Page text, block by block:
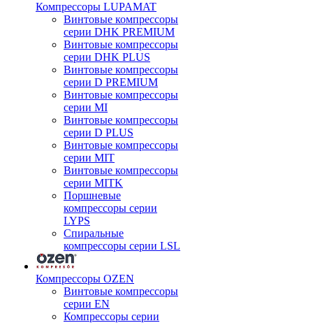
Компрессоры LUPAMAT
Винтовые компрессоры
серии DHK PREMIUM
Винтовые компрессоры
серии DHK PLUS
Винтовые компрессоры
серии D PREMIUM
Винтовые компрессоры
серии MI
Винтовые компрессоры
серии D PLUS
Винтовые компрессоры
серии MIT
Винтовые компрессоры
серии MITK
Поршневые
компрессоры серии
LYPS
Спиральные
компрессоры серии LSL
Компрессоры OZEN
Винтовые компрессоры
серии EN
Компрессоры серии